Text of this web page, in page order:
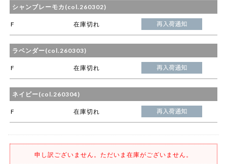
シャンブレーモカ(col.260302)
F 在庫切れ
ラベンダー(col.260303)
F 在庫切れ
ネイビー(col.260304)
F 在庫切れ
申し訳ございません。ただいま在庫がございません。